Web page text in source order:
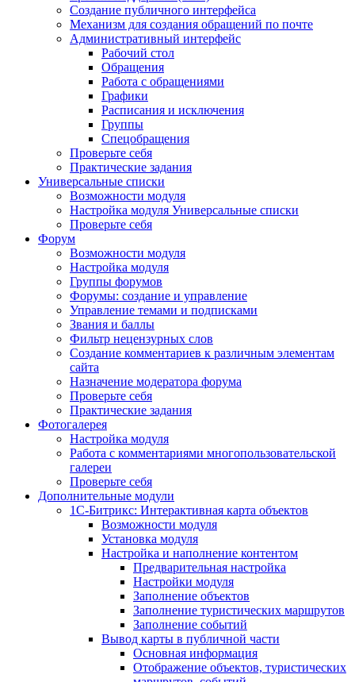
Создание публичного интерфейса
Механизм для создания обращений по почте
Административный интерфейс
Рабочий стол
Обращения
Работа с обращениями
Графики
Расписания и исключения
Группы
Спецобращения
Проверьте себя
Практические задания
Универсальные списки
Возможности модуля
Настройка модуля Универсальные списки
Проверьте себя
Форум
Возможности модуля
Настройка модуля
Группы форумов
Форумы: создание и управление
Управление темами и подписками
Звания и баллы
Фильтр нецензурных слов
Создание комментариев к различным элементам
сайта
Назначение модератора форума
Проверьте себя
Практические задания
Фотогалерея
Настройка модуля
Работа с комментариями многопользовательской
галереи
Проверьте себя
Дополнительные модули
1С-Битрикс: Интерактивная карта объектов
Возможности модуля
Установка модуля
Настройка и наполнение контентом
Предварительная настройка
Настройки модуля
Заполнение объектов
Заполнение туристических маршрутов
Заполнение событий
Вывод карты в публичной части
Основная информация
Отображение объектов, туристических